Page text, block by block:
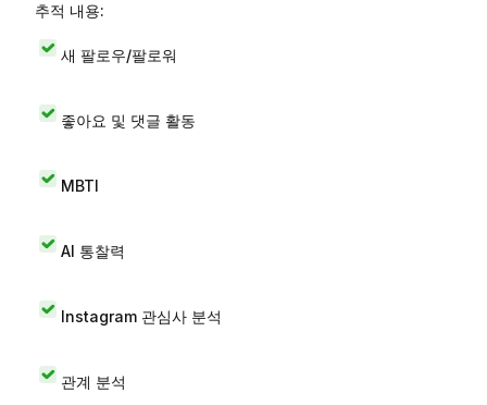
추적 내용:
새 팔로우/팔로워
좋아요 및 댓글 활동
MBTI
AI 통찰력
Instagram 관심사 분석
관계 분석